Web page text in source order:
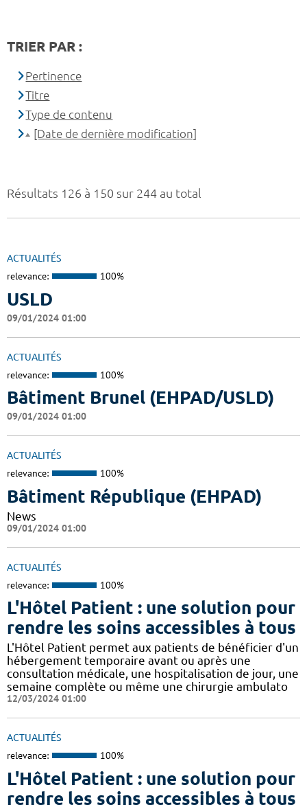
Résultats 126 à 150 sur 244 au total
ACTUALITÉS
relevance: 100%
USLD
09/01/2024 01:00
ACTUALITÉS
relevance: 100%
Bâtiment Brunel (EHPAD/USLD)
09/01/2024 01:00
ACTUALITÉS
relevance: 100%
Bâtiment République (EHPAD)
News
09/01/2024 01:00
ACTUALITÉS
relevance: 100%
L'Hôtel Patient : une solution pour
rendre les soins accessibles à tous
L'Hôtel Patient permet aux patients de bénéficier d'un
hébergement temporaire avant ou après une
consultation médicale, une hospitalisation de jour, une
semaine complète ou même une chirurgie ambulato
12/03/2024 01:00
ACTUALITÉS
relevance: 100%
L'Hôtel Patient : une solution pour
rendre les soins accessibles à tous
TRIER PAR :
Pertinence
Titre
Type de contenu
[Date de dernière modification]